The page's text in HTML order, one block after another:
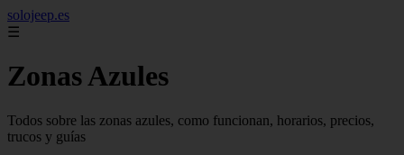
solojeep.es
☰
Zonas Azules
Todos sobre las zonas azules, como funcionan, horarios, precios,
trucos y guías